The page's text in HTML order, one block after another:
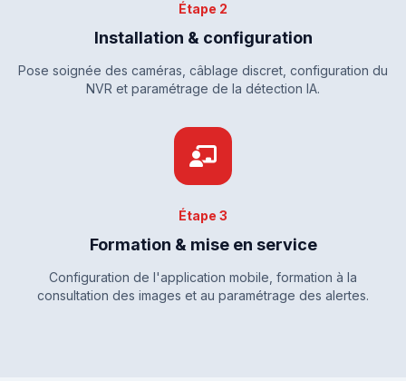
Étape 2
Installation & configuration
Pose soignée des caméras, câblage discret, configuration du
NVR et paramétrage de la détection IA.
Étape 3
Formation & mise en service
Configuration de l'application mobile, formation à la
consultation des images et au paramétrage des alertes.